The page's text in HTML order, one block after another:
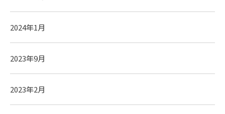
2024年1月
2023年9月
2023年2月